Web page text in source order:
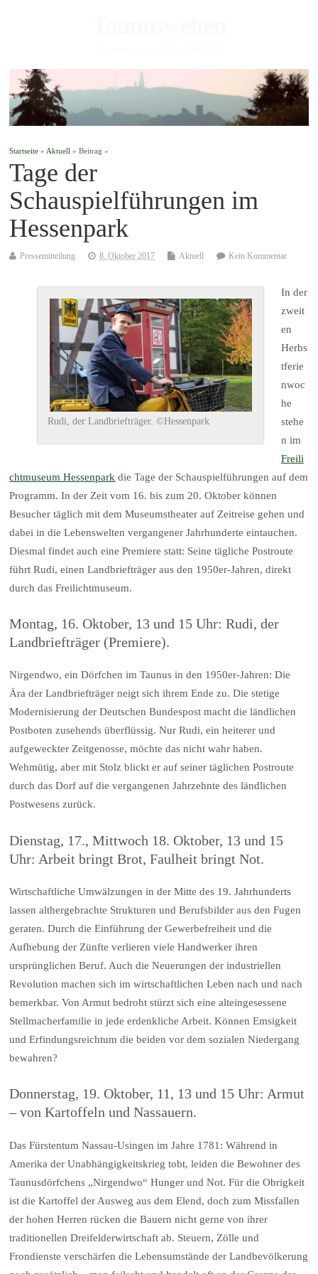
Startseite » Aktuell » Beitrag »
Tage der
Schauspielführungen im
Hessenpark
Pressemitteilung 8. Oktober 2017 Aktuell Kein Kommentar
Rudi, der Landbriefträger. ©Hessenpark
In der
zweit
en
Herbs
tferie
nwoc
he
stehe
n im
Freili
chtmuseum Hessenpark die Tage der Schauspielführungen auf dem
Programm. In der Zeit vom 16. bis zum 20. Oktober können
Besucher täglich mit dem Museumstheater auf Zeitreise gehen und
dabei in die Lebenswelten vergangener Jahrhunderte eintauchen.
Diesmal findet auch eine Premiere statt: Seine tägliche Postroute
führt Rudi, einen Landbriefträger aus den 1950er-Jahren, direkt
durch das Freilichtmuseum.
Montag, 16. Oktober, 13 und 15 Uhr: Rudi, der
Landbriefträger (Premiere).
Nirgendwo, ein Dörfchen im Taunus in den 1950er-Jahren: Die
Ära der Landbriefträger neigt sich ihrem Ende zu. Die stetige
Modernisierung der Deutschen Bundespost macht die ländlichen
Postboten zusehends überflüssig. Nur Rudi, ein heiterer und
aufgeweckter Zeitgenosse, möchte das nicht wahr haben.
Wehmütig, aber mit Stolz blickt er auf seiner täglichen Postroute
durch das Dorf auf die vergangenen Jahrzehnte des ländlichen
Postwesens zurück.
Dienstag, 17., Mittwoch 18. Oktober, 13 und 15
Uhr: Arbeit bringt Brot, Faulheit bringt Not.
Wirtschaftliche Umwälzungen in der Mitte des 19. Jahrhunderts
lassen althergebrachte Strukturen und Berufsbilder aus den Fugen
geraten. Durch die Einführung der Gewerbefreiheit und die
Aufhebung der Zünfte verlieren viele Handwerker ihren
ursprünglichen Beruf. Auch die Neuerungen der industriellen
Revolution machen sich im wirtschaftlichen Leben nach und nach
bemerkbar. Von Armut bedroht stürzt sich eine alteingesessene
Stellmacherfamilie in jede erdenkliche Arbeit. Können Emsigkeit
und Erfindungsreichtum die beiden vor dem sozialen Niedergang
bewahren?
Donnerstag, 19. Oktober, 11, 13 und 15 Uhr: Armut
– von Kartoffeln und Nassauern.
Das Fürstentum Nassau-Usingen im Jahre 1781: Während in
Amerika der Unabhängigkeitskrieg tobt, leiden die Bewohner des
Taunusdörfchens „Nirgendwo“ Hunger und Not. Für die Obrigkeit
ist die Kartoffel der Ausweg aus dem Elend, doch zum Missfallen
der hohen Herren rücken die Bauern nicht gerne von ihrer
traditionellen Dreifelderwirtschaft ab. Steuern, Zölle und
Frondienste verschärfen die Lebensumstände der Landbevölkerung